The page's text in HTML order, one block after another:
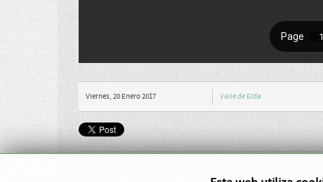
Viernes, 20 Enero 2017 Valle de Elda